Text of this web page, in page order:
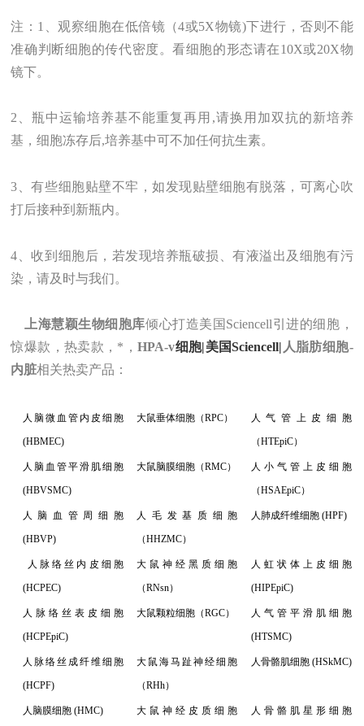
注：1、观察细胞在低倍镜（4或5X物镜)下进行，否则不能
准确判断细胞的传代密度。看细胞的形态请在10X或20X物
镜下。
2、瓶中运输培养基不能重复再用,请换用加双抗的新培养
基，细胞冻存后,培养基中可不加任何抗生素。
3、有些细胞贴壁不牢，如发现贴壁细胞有脱落，可离心吹
打后接种到新瓶内。
4、收到细胞后，若发现培养瓶破损、有液溢出及细胞有污
染，请及时与我们。
上海慧颖生物细胞库倾心打造美国Sciencell引进的细胞，
惊爆款，热卖款，* ，HPA-v细胞|美国Sciencell| 人脂肪细胞-
内脏相关热卖产品 ：
人脑微血管内皮细胞
(HBMEC)
大鼠垂体细胞（RPC） 人气管上皮细胞
（HTEpiC）
人脑血管平滑肌细胞
(HBVSMC)
大鼠脑膜细胞（RMC） 人小气管上皮细胞
（HSAEpiC）
人脑血管周细胞
(HBVP)
人毛发基质细胞
（HHZMC）
人肺成纤维细胞 (HPF)
人脉络丝内皮细胞
(HCPEC)
大鼠神经黑质细胞
（RNsn）
人虹状体上皮细胞
(HIPEpiC)
人脉络丝表皮细胞
(HCPEpiC)
大鼠颗粒细胞（RGC） 人气管平滑肌细胞
(HTSMC)
人脉络丝成纤维细胞
(HCPF)
大鼠海马趾神经细胞
（RHh）
人骨骼肌细胞 (HSkMC)
人脑膜细胞 (HMC) 大鼠神经皮质细胞 人骨骼肌星形细胞